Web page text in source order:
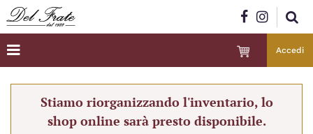
Accedi
Stiamo riorganizzando l'inventario, lo
shop online sarà presto disponibile.